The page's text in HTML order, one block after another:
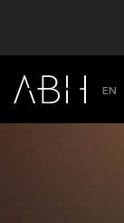
EN